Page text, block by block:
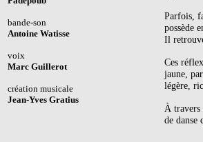
bande-son
Antoine Watisse
voix
Marc Guillerot
création musicale
Jean-Yves Gratius
Parfois,
possède
Il
Ces
jaune,
légère,
À travers
de danse